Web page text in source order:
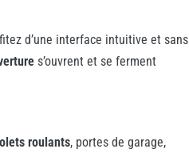
d’une interface intuitive et sans
s’ouvrent et se ferment
roulants, portes de garage,